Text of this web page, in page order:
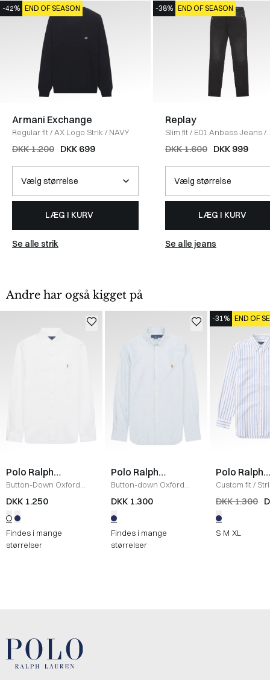
-42% END OF SEASON
Armani Exchange
Regular fit/ AX Logo Strik / NAVY
DKK 1.200 DKK 699
LÆG I KURV
Se alle strik
-38% END OF SEASON
Replay
Slim fit/ E01 Anbass Jeans/
DENIM
DKK 1.600 DKK 999
LÆG I KURV
Se alle jeans
Andre har også kigget på
Polo Ralph
Lauren
Button-Down Oxford
Skjorte /HVID
DKK 1.250
Findes i mange
størrelser
Polo Ralph
Lauren
Button-down Oxford
Skjorte / BLÅ/HVID
DKK 1.300
Findes i mange
størrelser
-31% END OF
Polo Ralph
Lauren
Custom fit/
Oxford Skjorte
DKK 1.300
S M XL